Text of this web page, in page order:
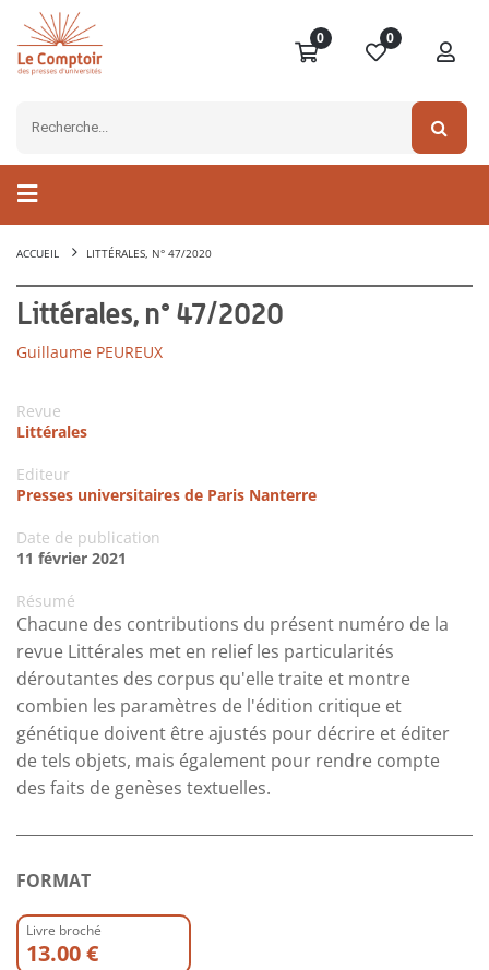
0 0
ACCUEIL LITTÉRALES, N° 47/2020
Littérales, n° 47/2020
Guillaume PEUREUX
Revue
Littérales
Editeur
Presses universitaires de Paris Nanterre
Date de publication
11 février 2021
Résumé
Chacune des contributions du présent numéro de la
revue Littérales met en relief les particularités
déroutantes des corpus qu'elle traite et montre
combien les paramètres de l'édition critique et
génétique doivent être ajustés pour décrire et éditer
de tels objets, mais également pour rendre compte
des faits de genèses textuelles.
FORMAT
Livre broché
13.00 €